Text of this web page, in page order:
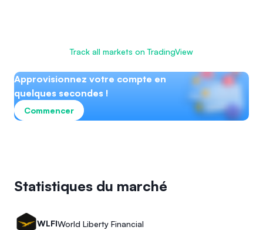
Track all markets on TradingView
Approvisionnez votre compte en
quelques secondes !
Commencer
Statistiques du marché
WLFIWorld Liberty Financial